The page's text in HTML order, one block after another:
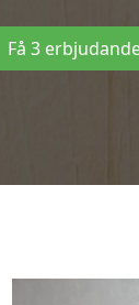
Få 3